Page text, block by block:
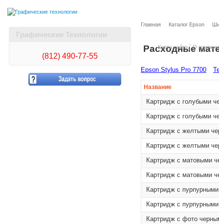
Карта сайта О
Графические Технологии
(812) 490-77-55
Главная Каталог Epson
Расходные
Epson Stylus Pro 7700
Название
Картридж с голубыми
Картридж с голубыми
Картридж с желтыми
Картридж с желтыми
Картридж с матовыми
Картридж с матовыми
Картридж с
Картридж с
Картридж с фото